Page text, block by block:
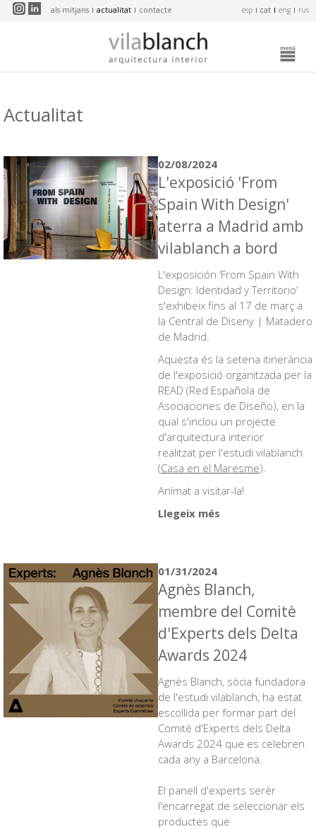
Vés al contingut
als mitjans actualitat contacte esp cat eng rus
Actualitat
02/08/2024
L'exposició 'From
Spain With Design'
aterra a Madrid amb
vilablanch a bord
L'exposición ‘From Spain With
Design: Identidad y Territorio’
s'exhibeix fins al 17 de març a
la Central de Diseny | Matadero
de Madrid.
Aquesta és la setena itinerància
de l'exposició organitzada per la
READ (Red Española de
Asociaciones de Diseño), en la
qual s'inclou un projecte
d'arquitectura interior
realitzat per l'estudi vilablanch
(Casa en el Maresme).
Anímat a visitar-la!
Llegeix més
01/31/2024
Agnès Blanch,
membre del Comitè
d'Experts dels Delta
Awards 2024
Agnès Blanch, sòcia fundadora
de l'estudi vilablanch, ha estat
escollida per formar part del
Comitè d'Experts dels Delta
Awards 2024 que es celebren
cada any a Barcelona.
El panell d'experts serèr
l'encarregat de seleccionar els
productes que